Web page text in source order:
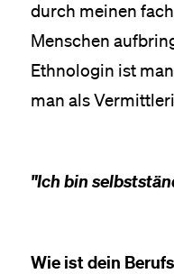
durch meinen
Menschen
Ethnologin ist
man als
"Ich bin
Wie ist dein